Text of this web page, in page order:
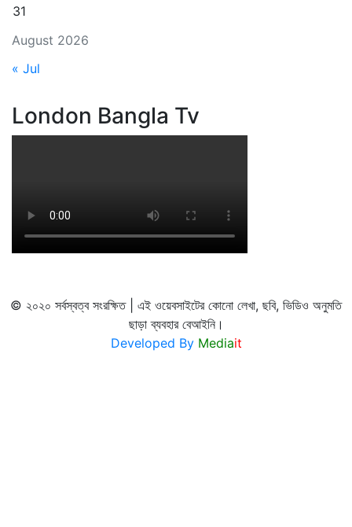
August 2026
31
« Jul
London Bangla Tv
© ২০২০ সর্বস্বত্ব সংরক্ষিত | এই ওয়েবসাইটের কোনো লেখা, ছবি, ভিডিও অনুমতি
ছাড়া ব্যবহার বেআইনি।
Developed By Mediait